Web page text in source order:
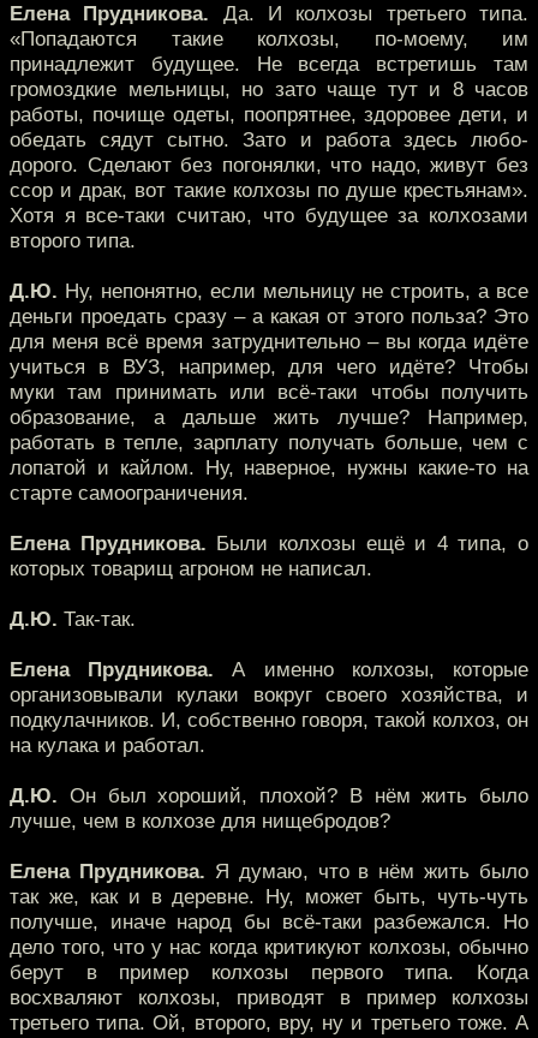
Елена Прудникова. Да. И колхозы третьего типа.
«Попадаются такие колхозы, по-моему, им
принадлежит будущее. Не всегда встретишь там
громоздкие мельницы, но зато чаще тут и 8 часов
работы, почище одеты, поопрятнее, здоровее дети, и
обедать сядут сытно. Зато и работа здесь любо-
дорого. Сделают без погонялки, что надо, живут без
ссор и драк, вот такие колхозы по душе крестьянам».
Хотя я все-таки считаю, что будущее за колхозами
второго типа.
Д.Ю. Ну, непонятно, если мельницу не строить, а все
деньги проедать сразу – а какая от этого польза? Это
для меня всё время затруднительно – вы когда идёте
учиться в ВУЗ, например, для чего идёте? Чтобы
муки там принимать или всё-таки чтобы получить
образование, а дальше жить лучше? Например,
работать в тепле, зарплату получать больше, чем с
лопатой и кайлом. Ну, наверное, нужны какие-то на
старте самоограничения.
Елена Прудникова. Были колхозы ещё и 4 типа, о
которых товарищ агроном не написал.
Д.Ю. Так-так.
Елена Прудникова. А именно колхозы, которые
организовывали кулаки вокруг своего хозяйства, и
подкулачников. И, собственно говоря, такой колхоз, он
на кулака и работал.
Д.Ю. Он был хороший, плохой? В нём жить было
лучше, чем в колхозе для нищебродов?
Елена Прудникова. Я думаю, что в нём жить было
так же, как и в деревне. Ну, может быть, чуть-чуть
получше, иначе народ бы всё-таки разбежался. Но
дело того, что у нас когда критикуют колхозы, обычно
берут в пример колхозы первого типа. Когда
восхваляют колхозы, приводят в пример колхозы
третьего типа. Ой, второго, вру, ну и третьего тоже. А